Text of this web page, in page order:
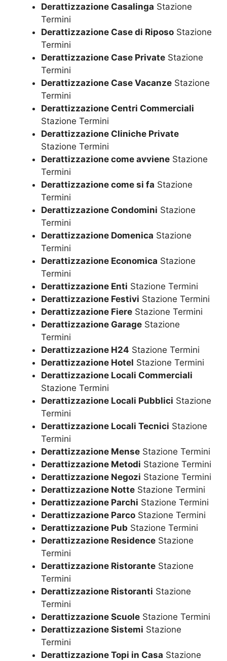
Derattizzazione Casalinga Stazione
Termini
Derattizzazione Case di Riposo Stazione
Termini
Derattizzazione Case Private Stazione
Termini
Derattizzazione Case Vacanze Stazione
Termini
Derattizzazione Centri Commerciali
Stazione Termini
Derattizzazione Cliniche Private
Stazione Termini
Derattizzazione come avviene Stazione
Termini
Derattizzazione come si fa Stazione
Termini
Derattizzazione Condomini Stazione
Termini
Derattizzazione Domenica Stazione
Termini
Derattizzazione Economica Stazione
Termini
Derattizzazione Enti Stazione Termini
Derattizzazione Festivi Stazione Termini
Derattizzazione Fiere Stazione Termini
Derattizzazione Garage Stazione
Termini
Derattizzazione H24 Stazione Termini
Derattizzazione Hotel Stazione Termini
Derattizzazione Locali Commerciali
Stazione Termini
Derattizzazione Locali Pubblici Stazione
Termini
Derattizzazione Locali Tecnici Stazione
Termini
Derattizzazione Mense Stazione Termini
Derattizzazione Metodi Stazione Termini
Derattizzazione Negozi Stazione Termini
Derattizzazione Notte Stazione Termini
Derattizzazione Parchi Stazione Termini
Derattizzazione Parco Stazione Termini
Derattizzazione Pub Stazione Termini
Derattizzazione Residence Stazione
Termini
Derattizzazione Ristorante Stazione
Termini
Derattizzazione Ristoranti Stazione
Termini
Derattizzazione Scuole Stazione Termini
Derattizzazione Sistemi Stazione
Termini
Derattizzazione Topi in Casa Stazione